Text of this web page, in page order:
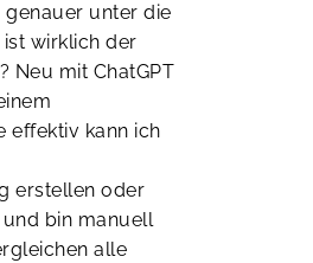
genauer unter die
wirklich der
Neu mit ChatGPT
effektiv kann ich
erstellen oder
bin manuell
alle